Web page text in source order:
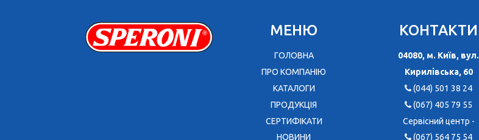
МЕНЮ
ГОЛОВНА
ПРО КОМПАНІЮ
КАТАЛОГИ
ПРОДУКЦІЯ
СЕРТИФІКАТИ
НОВИНИ
КОНТАКТИ
04080, м. Київ, вул.
Кирилівська, 60
(044) 501 38 24
(067) 405 79 55
Сервісний центр -
(067) 564 75 54